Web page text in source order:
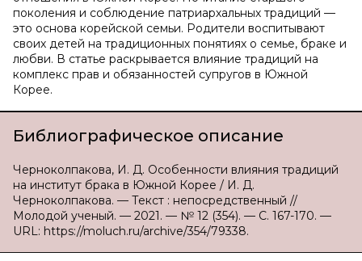
поколения и соблюдение патриархальных традиций —
это основа корейской семьи. Родители воспитывают
своих детей на традиционных понятиях о семье, браке и
любви. В статье раскрывается влияние традиций на
комплекс прав и обязанностей супругов в Южной
Корее.
Библиографическое описание
Черноколпакова, И. Д. Особенности влияния традиций
на институт брака в Южной Корее / И. Д.
Черноколпакова. — Текст : непосредственный //
Молодой ученый. — 2021. — № 12 (354). — С. 167-170. —
URL: https://moluch.ru/archive/354/79338.